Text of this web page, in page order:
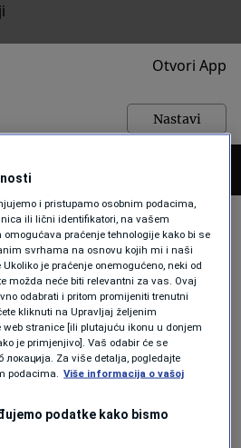
Otvori App
Nastavi
željeznice grcaju u
Razlog su rekordne
u modernizaciju
i pristupamo osobnim podacima,
ili lični identifikatori, na vašem
praćenje tehnologije kako bi se
svrhama na osnovu kojih mi i naši
je praćenje onemogućeno, neki od
možda neće biti relevantni za vas. Ovaj
odabrati i pritom promijeniti trenutni
kliknuti na Upravljaj željenim
stranice [ili plutajuću ikonu u donjem
je primjenjivo]. Vaš odabir će se
Za više detalja, pogledajte
podacima.
Više informacija o vašoj
podatke kako bismo